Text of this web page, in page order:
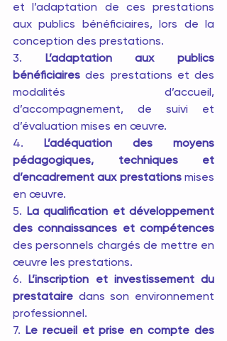
et l’adaptation de ces prestations
aux publics bénéficiaires, lors de la
conception des prestations.
3.
L’adaptation aux publics
bénéficiaires des prestations et des
modalités d’accueil,
d’accompagnement, de suivi et
d’évaluation mises en œuvre.
4.
L’adéquation des moyens
pédagogiques, techniques et
d’encadrement aux prestations mises
en œuvre.
5.
La qualification et développement
des connaissances et compétences
des personnels chargés de mettre en
œuvre les prestations.
6.
L’inscription et investissement du
prestataire dans son environnement
professionnel.
7.
Le recueil et prise en compte des